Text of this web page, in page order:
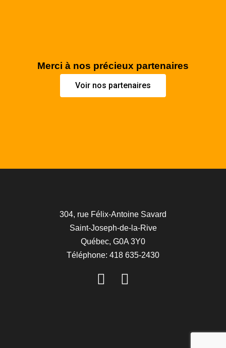
Merci à nos précieux partenaires
Voir nos partenaires
304, rue Félix-Antoine Savard
Saint-Joseph-de-la-Rive
Québec, G0A 3Y0
Téléphone: 418 635-2430